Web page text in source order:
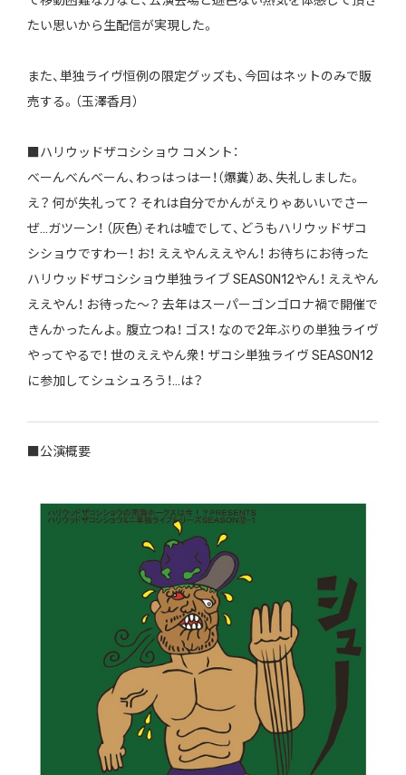
たい思いから生配信が実現した。
また、単独ライヴ恒例の限定グッズも、今回はネットのみで販
売する。（玉澤香月）
■ハリウッドザコシショウ コメント：
べーんべんべーん、わっはっはー！（爆糞）あ、失礼しました。
え？ 何が失礼って？ それは自分でかんがえりゃあいいでさー
ぜ…ガツーン！ （灰色）それは嘘でして、どうもハリウッドザコ
シショウですわー！ お！ ええやんええやん！ お待ちにお待った
ハリウッドザコシショウ単独ライブ SEASON12やん！ ええやん
ええやん！ お待った〜？ 去年はスーパーゴンゴロナ禍で開催で
きんかったんよ。腹立つね！ ゴス！ なので2年ぶりの単独ライヴ
やってやるで！ 世のええやん衆！ ザコシ単独ライヴ SEASON12
に参加してシュシュろう！…は？
■公演概要